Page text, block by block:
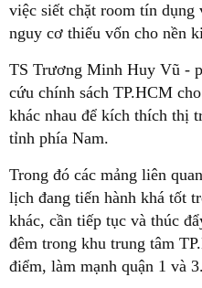
việc siết chặt room tín dụng
nguy cơ thiếu vốn cho nền
TS Trương Minh Huy Vũ -
cứu chính sách TP.HCM
khác nhau để kích thích thị
tỉnh phía Nam.
Trong đó các mảng liên
lịch đang tiến hành khá tốt
khác, cần tiếp tục và thúc
đêm trong khu trung tâm
điểm, làm mạnh quận 1 và 3.